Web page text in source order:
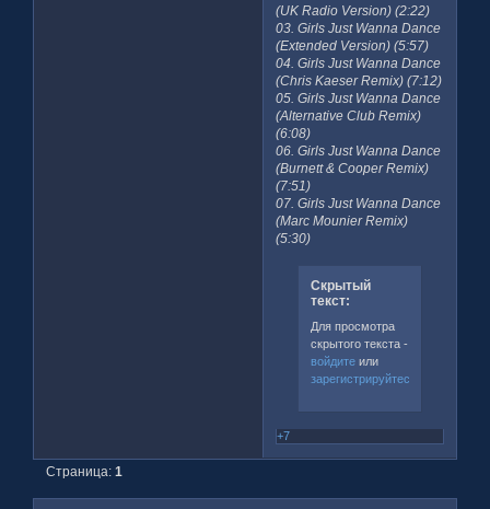
(UK Radio Version) (2:22)
03. Girls Just Wanna Dance
(Extended Version) (5:57)
04. Girls Just Wanna Dance
(Chris Kaeser Remix) (7:12)
05. Girls Just Wanna Dance
(Alternative Club Remix)
(6:08)
06. Girls Just Wanna Dance
(Burnett & Cooper Remix)
(7:51)
07. Girls Just Wanna Dance
(Marc Mounier Remix)
(5:30)
Скрытый
текст:
Для просмотра
скрытого текста -
войдитеили
зарегистрируйтесь
+7
Страница:1